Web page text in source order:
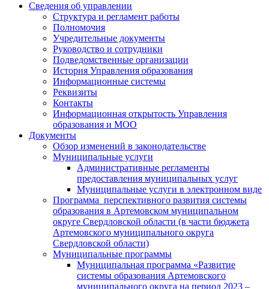
Сведения об управлении
Структура и регламент работы
Полномочия
Учредительные документы
Руководство и сотрудники
Подведомственные организации
История Управления образования
Информационные системы
Реквизиты
Контакты
Информационная открытость Управления
образования и МОО
Документы
Обзор изменений в законодательстве
Муниципальные услуги
Административные регламенты
предоставления муниципальных услуг
Муниципальные услуги в электронном виде
Программа перспективного развития системы
образования в Артемовском муниципальном
округе Свердловской области (в части бюджета
Артемовского муниципального округа
Свердловской области)
Муниципальные программы
Муниципальная программа «Развитие
системы образования Артемовского
муниципального округа на период 2023 –